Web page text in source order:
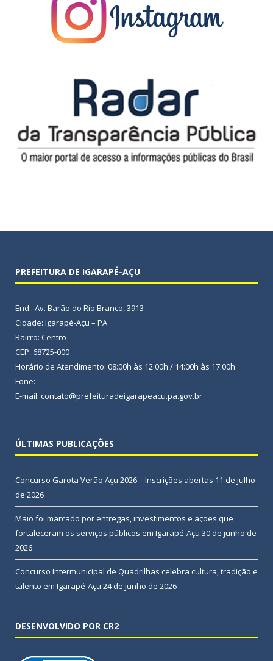
PREFEITURA DE IGARAPÉ-AÇU
End.: Av. Barão do Rio Branco, 3913
Cidade: Igarapé-Açu – PA
Bairro: Centro
CEP: 68725-000
Horário de Atendimento: 08:00h às 12:00h / 14:00h às 17:00h
Fone:
E-mail: contato@prefeituradeigarapeacu.pa.gov.br
ÚLTIMAS PUBLICAÇÕES
Concurso Garota Verão Açu 2026 – Inscrições abertas 11 de julho
de 2026
Maio foi marcado por entregas, investimentos e ações que
fortaleceram os serviços públicos em Igarapé-Açu 30 de junho de
2026
Concurso Intermunicipal de Quadrilhas celebra cultura, tradição e
talento em Igarapé-Açu 24 de junho de 2026
DESENVOLVIDO POR CR2